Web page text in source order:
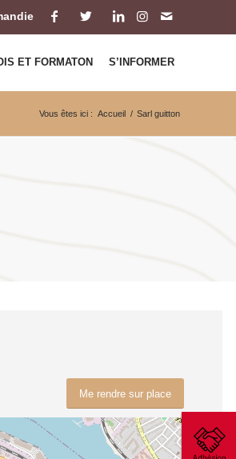
ET FORMATON S’INFORMER
Vous êtes ici : Accueil / Sarl guitton
Me rendre sur place